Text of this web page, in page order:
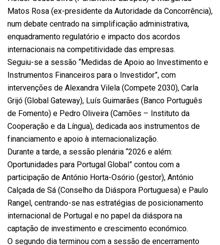
Matos Rosa (ex-presidente da Autoridade da Concorrência),
num debate centrado na simplificação administrativa,
enquadramento regulatório e impacto dos acordos
internacionais na competitividade das empresas.
Seguiu-se a sessão “Medidas de Apoio ao Investimento e
Instrumentos Financeiros para o Investidor”, com
intervenções de Alexandra Vilela (Compete 2030), Carla
Grijó (Global Gateway), Luís Guimarães (Banco Português
de Fomento) e Pedro Oliveira (Camões – Instituto da
Cooperação e da Língua), dedicada aos instrumentos de
financiamento e apoio à internacionalização.
Durante a tarde, a sessão plenária “2026 e além:
Oportunidades para Portugal Global” contou com a
participação de António Horta-Osório (gestor), António
Calçada de Sá (Conselho da Diáspora Portuguesa) e Paulo
Rangel, centrando-se nas estratégias de posicionamento
internacional de Portugal e no papel da diáspora na
captação de investimento e crescimento económico.
O segundo dia terminou com a sessão de encerramento